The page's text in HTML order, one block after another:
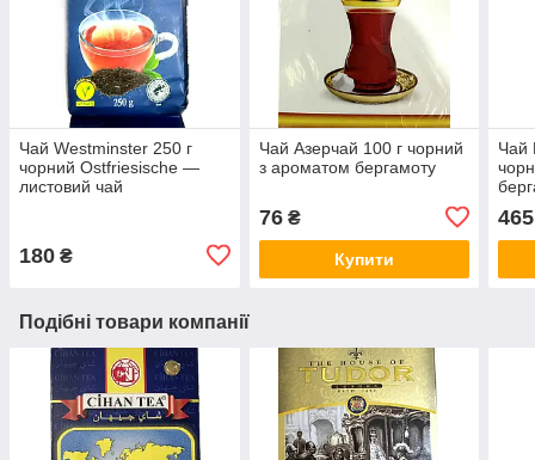
Чай Westminster 250 г
чорний Ostfriesische —
листовий чай
180 ₴
Чай Азерчай 100 г чорний
з ароматом бергамоту
76₴
Купити
Чай
465
Подібні товари компанії